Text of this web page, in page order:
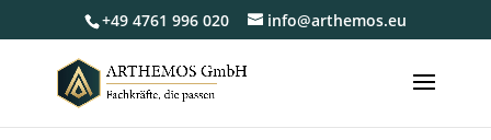
+49 4761 996 020 info@arthemos.eu